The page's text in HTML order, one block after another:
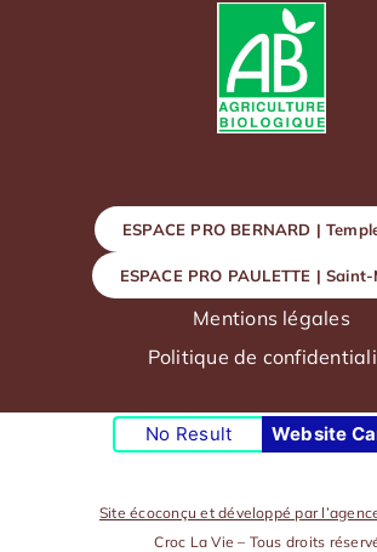
ESPACE PRO BERNARD |
ESPACE PRO PAULETTE |
Mentions légales
Politique de
No Result Website
Site écoconçu et développé par
Croc La Vie – Tous droits